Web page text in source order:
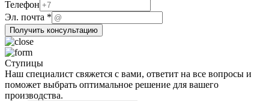
ФИО
Телефон
Телефон
Эл. почта *
Получить консультацию
Ступицы
Наш специалист свяжется с вами, ответит на все вопросы и
поможет выбрать оптимальное решение для вашего
производства.